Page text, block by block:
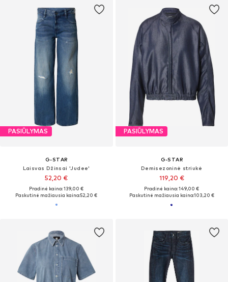
PASIŪLYMAS
G-STAR
Laisvas Džinsai 'Judee'
52,20 €
Pradinė kaina: 139,00 €
Paskutinė mažiausia kaina:52,20 €
PASIŪLYMAS
G-STAR
Demisezoninė striukė
119,20 €
Pradinė kaina: 149,00 €
Paskutinė mažiausia kaina:103,20 €